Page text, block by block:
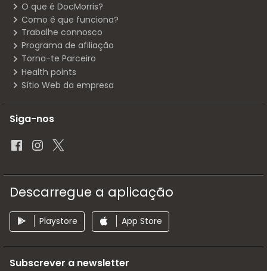
O que é DocMorris?
Como é que funciona?
Trabalhe connosco
Programa de afiliação
Torna-te Parceiro
Health points
Sítio Web da empresa
Siga-nos
Descarregue a aplicação
Playstore App Store
Subscrever a newsletter